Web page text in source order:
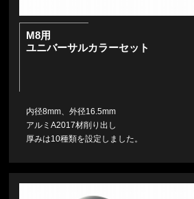
M8用
ユニバーサルカラーセット
内径8mm、外径16.5mm
アルミA2017材削り出し
厚みは10種類を設定しました。